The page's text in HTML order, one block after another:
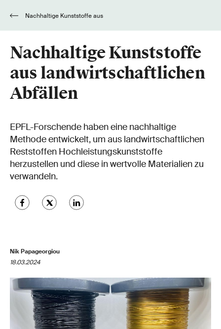
Nachhaltige Kunststoffe
aus landwirtschaftlichen
Abfällen
EPFL-Forschende haben eine nachhaltige
Methode entwickelt, um aus landwirtschaftlichen
Reststoffen Hochleistungskunststoffe
herzustellen und diese in wertvolle Materialien zu
verwandeln.
Nik Papageorgiou
18.03.2024